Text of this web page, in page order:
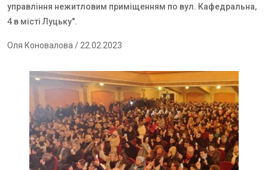
управління нежитловим приміщенням по вул. Кафедральна,
4 в місті Луцьку".
Оля Коновалова / 22.02.2023